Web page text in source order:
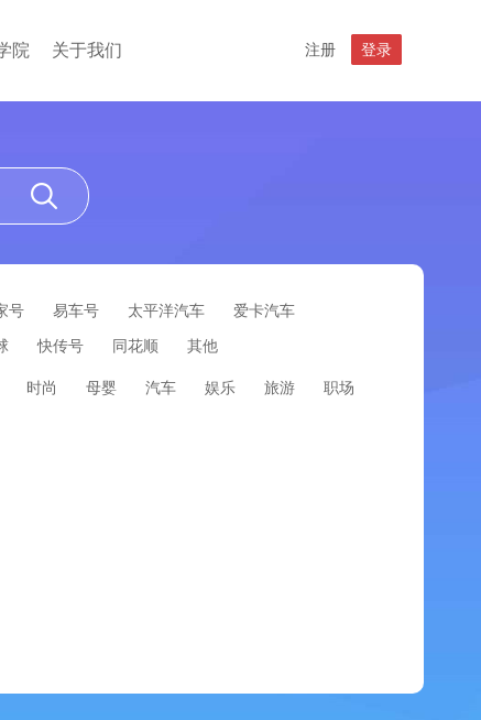
院 关于我们 注册 登录
号 易车号 太平洋汽车
爱卡汽车
快传号 同花顺 其他
时尚 母婴 汽车 娱乐 旅游
职场